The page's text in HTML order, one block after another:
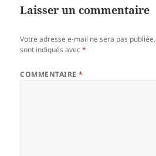
Laisser un commentaire
Votre adresse e-mail ne sera pas publiée.
sont indiqués avec*
COMMENTAIRE*